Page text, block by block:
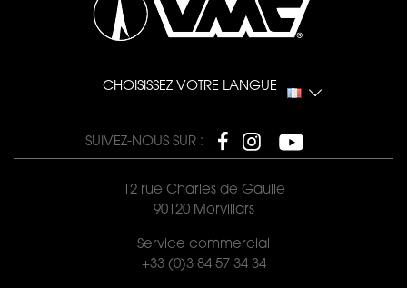
CHOISISSEZ VOTRE LANGUE
SUIVEZ-NOUS SUR :
12 rue Charles de Gaulle
90120 Morvillars
Service commercial
+33 (0)3 84 57 34 34